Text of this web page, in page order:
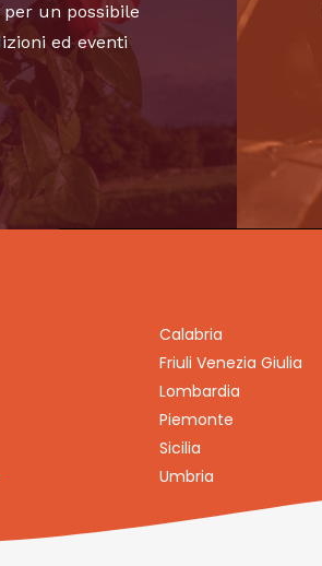
un possibile
ed eventi
Calabria
Friuli Venezia Giulia
Lombardia
Piemonte
Sicilia
Umbria